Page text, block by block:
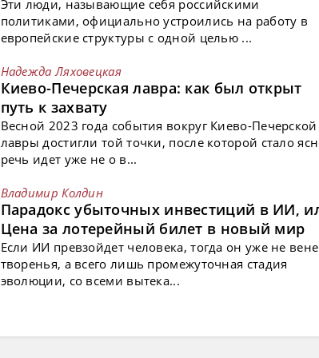
Эти люди, называющие себя российскими
политиками, официально устроились на работу в
европейские структуры с одной целью ...
Надежда Ляховецкая
Киево-Печерская лавра: как был открыт
путь к захвату
Весной 2023 года события вокруг Киево-Печерской
лавры достигли той точки, после которой стало
речь идет уже не о в...
Владимир Колдин
Парадокс убыточных инвестиций в ИИ,
Цена за лотерейный билет в новый мир
Если ИИ превзойдет человека, тогда он уже не
творенья, а всего лишь промежуточная стадия
эволюции, со всеми вытека...